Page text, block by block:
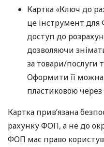
Картка «Ключ до
це інструмент
доступ до
дозволяючи
за товари/послуги
Оформити її можна
пластиковою через
Картка прив’язана
рахунку ФОП, а не до
ФОП має право